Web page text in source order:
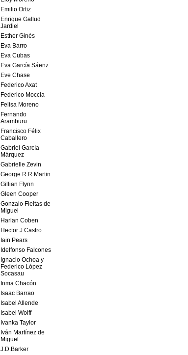
Emilio Ortiz
Enrique Gallud
Jardiel
Esther Ginés
Eva Barro
Eva Cubas
Eva García Sáenz
Eve Chase
Federico Axat
Federico Moccia
Felisa Moreno
Fernando
Aramburu
Francisco Félix
Caballero
Gabriel García
Márquez
Gabrielle Zevin
George R.R Martin
Gillian Flynn
Gleen Cooper
Gonzalo Fleitas de
Miguel
Harlan Coben
Hector J Castro
Iain Pears
Idelfonso Falcones
Ignacio Ochoa y
Federico López
Socasau
Inma Chacón
Isaac Barrao
Isabel Allende
Isabel Wolff
Ivanka Taylor
Iván Martínez de
Miguel
J.D.Barker